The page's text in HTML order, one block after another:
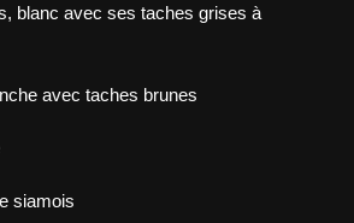
blanc avec ses taches grises à
avec taches brunes
siamois